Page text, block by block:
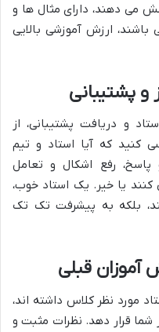
می دهند، دارای مثال ها و
ارزش آموزشی بالایی
و پشتیبانی
و دریافت پشتیبانی، از
کنید که آیا استاد و تیم
پاسخ، رفع اشکال و تعامل
کنند یا خیر. یک استاد خوب،
بلکه به پیشرفت تک تک
آموزان قبلی
مورد نظر کلاس داشته اند،
شما قرار دهد. نظرات مثبت و